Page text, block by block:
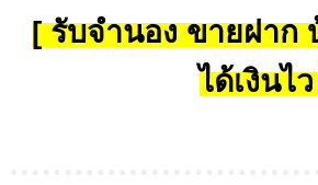
[ รับจำนอง ขายฝาก
ได้เงินไ